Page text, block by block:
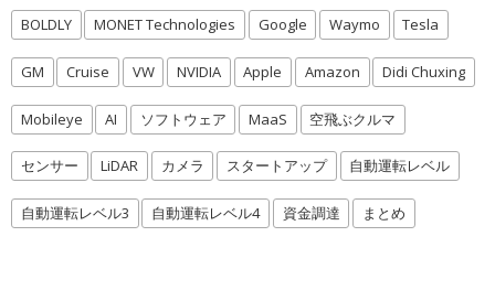
BOLDLY MONET Technologies Google Waymo Tesla
GM Cruise VW NVIDIA Apple Amazon Didi Chuxing
Mobileye AI ソフトウェア MaaS 空飛ぶクルマ
センサー LiDAR カメラ スタートアップ 自動運転レベル
自動運転レベル3 自動運転レベル4 資金調達 まとめ